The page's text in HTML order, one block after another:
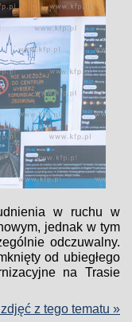
w ruchu w
jednak w tym
odczuwalny.
od ubiegłego
na Trasie
z tego tematu »